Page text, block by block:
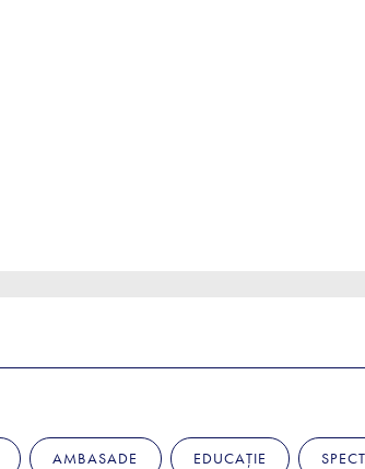
AMBASADE EDUCAȚIE